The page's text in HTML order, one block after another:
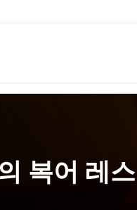
복어 레스